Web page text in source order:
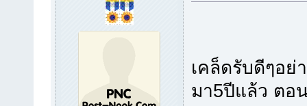
เคล็ดรับดีๆอ
มา5ปีแล้ว ตอ